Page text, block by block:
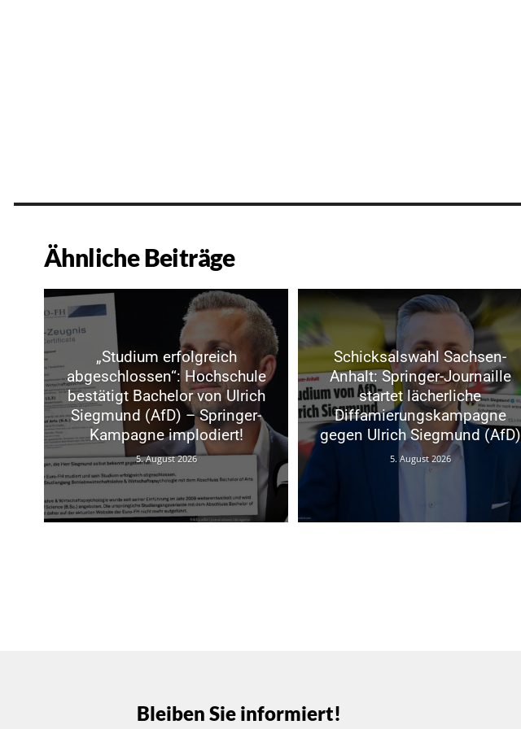
Ähnliche Beiträge
„Studium erfolgreich
abgeschlossen“: Hochschule
bestätigt Bachelor von Ulrich
Siegmund (AfD) – Springer-
Kampagne implodiert!
5. August 2026
Schicksalswahl Sachsen-
Anhalt: Springer-Journaille
startet lächerliche
Diffamierungskampagne
gegen Ulrich Siegmund (AfD)
5. August 2026
Bleiben Sie informiert!